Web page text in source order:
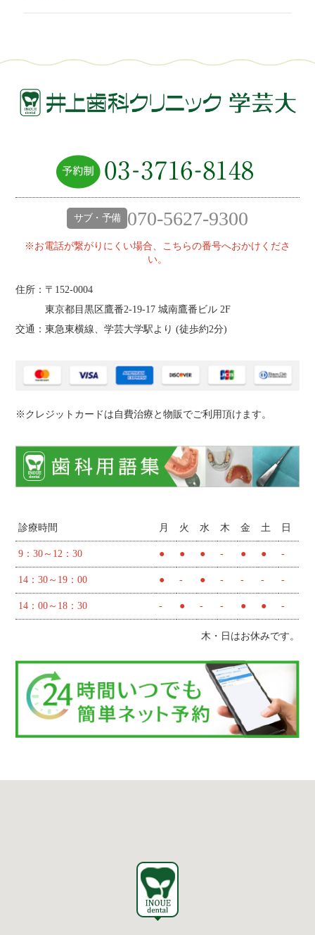
サブ・予備 070-5627-9300
※お電話が繋がりにくい場合、こちらの番号へおかけくださ
い。
住所：〒152-0004
東京都目黒区鷹番2‐19‐17 城南鷹番ビル 2F
交通：東急東横線、学芸大学駅より (徒歩約2分)
※クレジットカードは自費治療と物販でご利用頂けます。
診療時間 月 火 水 木 金 土 日
9：30～12：30 ● ● ● - ● ● -
14：30～19：00 ● - ● - - - -
14：00～18：30 - ● - - ● ● -
木・日はお休みです。